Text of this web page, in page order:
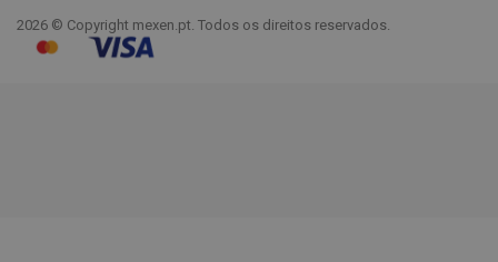
2026 © Copyright mexen.pt. Todos os direitos reservados.